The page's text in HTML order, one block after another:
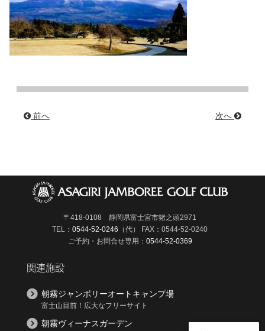
前へ 次へ
〒418-0108 静岡県富士宮市猪之頭2971
TEL：0544-52-0246 （代）
FAX：0544-52-0240
ご予約・お問合せ専用： 0544-52-0369
関連施設
朝霧ジャンボリーオートキャンプ場
富士山目前！広大なフリーサイト
朝霧ヴィーナスガーデン